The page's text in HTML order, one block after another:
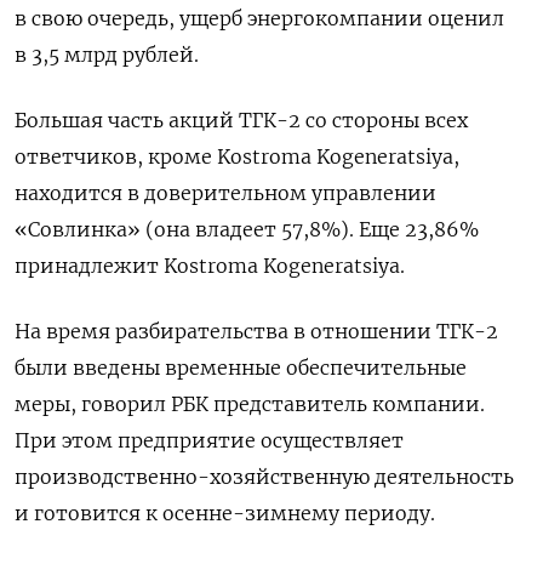
в свою очередь, ущерб энергокомпании оценил
в 3,5 млрд рублей.
Большая часть акций ТГК-2 со стороны всех
ответчиков, кроме Kostroma Kogeneratsiya,
находится в доверительном управлении
«Совлинка» (она владеет 57,8%). Еще 23,86%
принадлежит Kostroma Kogeneratsiya.
На время разбирательства в отношении ТГК-2
были введены временные обеспечительные
меры, говорил РБК представитель компании.
При этом предприятие осуществляет
производственно-хозяйственную деятельность
и готовится к осенне-зимнему периоду.